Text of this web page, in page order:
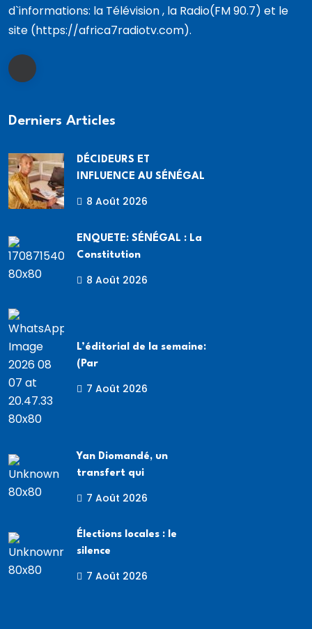
d`informations: la Télévision , la Radio(FM 90.7) et le
site (https://africa7radiotv.com).
Derniers Articles
DÉCIDEURS ET
INFLUENCE AU SÉNÉGAL
8 Août 2026
ENQUETE: SÉNÉGAL : La
Constitution
8 Août 2026
L’éditorial de la semaine:
(Par
7 Août 2026
Yan Diomandé, un
transfert qui
7 Août 2026
Élections locales : le
silence
7 Août 2026